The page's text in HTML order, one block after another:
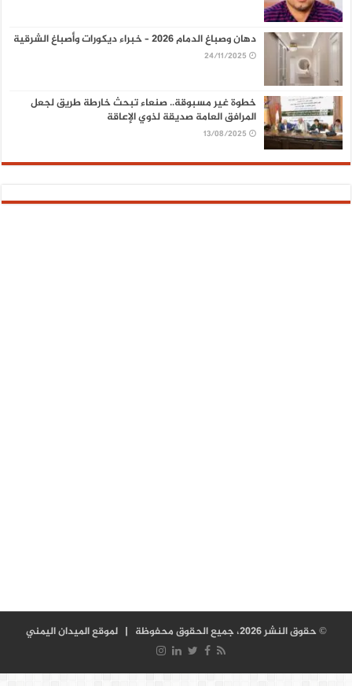
دهان وصباغ الدمام 2026 – خبراء ديكورات وأصباغ الشرقية
24/11/2025
خطوة غير مسبوقة.. صنعاء تبحث خارطة طريق لجعل
المرافق العامة صديقة لذوي الإعاقة
13/08/2025
© حقوق النشر 2026، جميع الحقوق محفوظة | لموقع الميدان اليمني